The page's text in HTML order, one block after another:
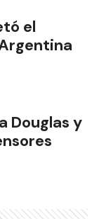
el
Douglas y